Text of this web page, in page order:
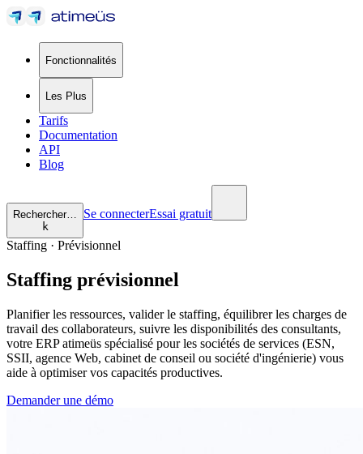
Fonctionnalités
Les Plus
Tarifs
Documentation
API
Blog
Rechercher…
k
Se connecterEssai gratuit
Staffing · Prévisionnel
Staffing prévisionnel
Planifier les ressources, valider le staffing, équilibrer les charges de
travail des collaborateurs, suivre les disponibilités des consultants,
votre ERP atimeüs spécialisé pour les sociétés de services (ESN,
SSII, agence Web, cabinet de conseil ou société d'ingénierie) vous
aide à optimiser vos capacités productives.
Demander une démo